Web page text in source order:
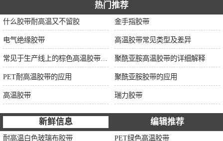
热门推荐
什么胶带耐高温又不留胶 金手指胶带
电气绝缘胶带 高温胶带常见类型及差异
聚酰亚胺高温胶带的详细解释
PET耐高温胶带的应用 聚酰亚胺胶带的应用
高温胶带 瑞力胶带
新鲜信息 编辑推荐
耐高温白色玻璃布胶带 PET绿色高温胶带